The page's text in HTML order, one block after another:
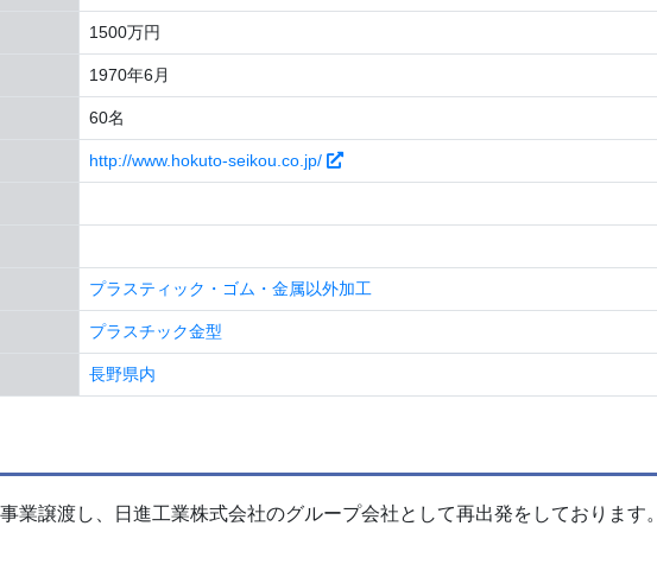
1500万円
1970年6月
60名
http://www.hokuto-seikou.co.jp/
プラスティック・ゴム・金属以外加工
プラスチック金型
長野県内
業譲渡し、日進工業株式会社のグループ会社として再出発をしております。